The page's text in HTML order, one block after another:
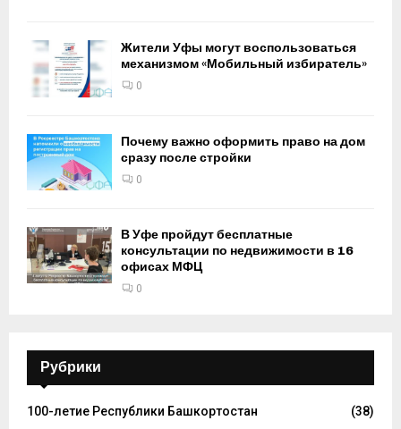
Жители Уфы могут воспользоваться
механизмом «Мобильный избиратель»
0
Почему важно оформить право на дом
сразу после стройки
0
В Уфе пройдут бесплатные
консультации по недвижимости в 16
офисах МФЦ
0
Рубрики
100-летие Республики Башкортостан
(38)